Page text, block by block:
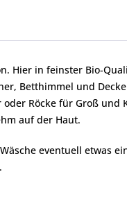
Hier in feinster Bio-
Betthimmel und
Röcke für Groß
auf der Haut.
eventuell etwas